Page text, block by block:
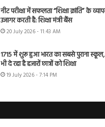
नीट परीक्षा में सफलता “शिक्षा क्रांति” के
उजागर करती है: शिक्षा मंत्री बैंस
20 July 2026 - 11:43 AM
1715 में शुरू हुआ भारत का सबसे पुराना
भी दे रहा है हजारों छात्रों को शिक्षा
19 July 2026 - 7:14 PM